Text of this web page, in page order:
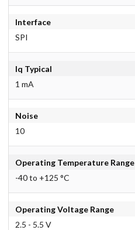
Interface
SPI
Iq Typical
1 mA
Noise
10
Operating Temperature Range
-40 to +125 °C
Operating Voltage Range
2.5 - 5.5 V